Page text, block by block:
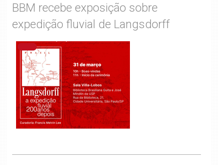
BBM recebe exposição sobre
expedição fluvial de Langsdorff